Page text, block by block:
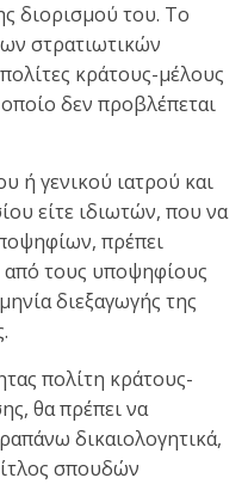
διορισμού του. Το
στρατιωτικών
κράτους-μέλους
δεν προβλέπεται
ή γενικού ιατρού και
είτε ιδιωτών, που να
πρέπει
τους υποψηφίους
διεξαγωγής της
πολίτη κράτους-
θα πρέπει να
δικαιολογητικά,
σπουδών